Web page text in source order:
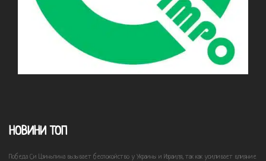
НОВИНИ ТОП
Победа Си Цзиньпина вызывает беспокойство у Украины и Израиля, так как усиливает влияние